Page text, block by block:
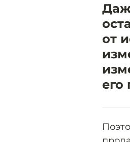
от
его